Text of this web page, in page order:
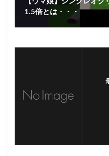
1.5倍とは・・・